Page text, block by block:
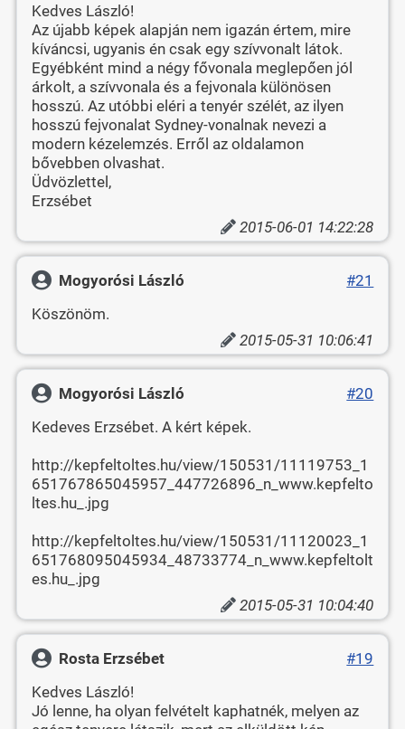
Kedves László!
Az újabb képek alapján nem igazán értem, mire
kíváncsi, ugyanis én csak egy szívvonalt látok.
Egyébként mind a négy fővonala meglepően jól
árkolt, a szívvonala és a fejvonala különösen
hosszú. Az utóbbi eléri a tenyér szélét, az ilyen
hosszú fejvonalat Sydney-vonalnak nevezi a
modern kézelemzés. Erről az oldalamon
bővebben olvashat.
Üdvözlettel,
Erzsébet
2015-06-01 14:22:28
Mogyorósi László
#21
Köszönöm.
2015-05-31 10:06:41
Mogyorósi László
#20
Kedeves Erzsébet. A kért képek.
http://kepfeltoltes.hu/view/150531/11119753_1
651767865045957_447726896_n_www.kepfelto
ltes.hu_.jpg
http://kepfeltoltes.hu/view/150531/11120023_1
651768095045934_48733774_n_www.kepfeltolt
es.hu_.jpg
2015-05-31 10:04:40
Rosta Erzsébet
#19
Kedves László!
Jó lenne, ha olyan felvételt kaphatnék, melyen az